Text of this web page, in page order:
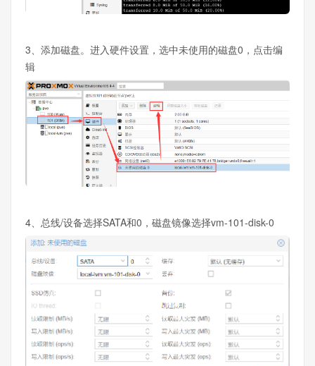
3、添加磁盘。进入硬件设置，选中未使用的磁盘0，点击编
辑
4、总线/设备选择SATA和0，磁盘镜像选择vm-101-disk-0